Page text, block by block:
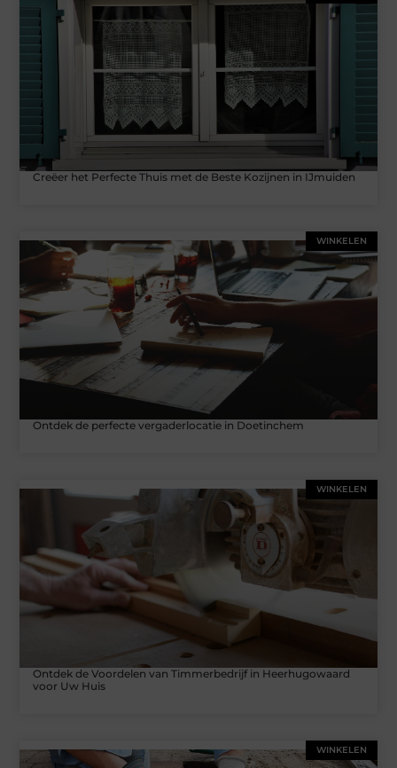
Creëer het Perfecte Thuis met de Beste Kozijnen in IJmuiden
WINKELEN
Ontdek de perfecte vergaderlocatie in Doetinchem
WINKELEN
Ontdek de Voordelen van Timmerbedrijf in Heerhugowaard
voor Uw Huis
WINKELEN